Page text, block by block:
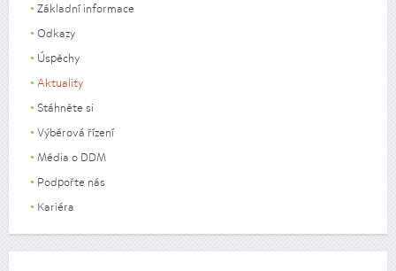
Základní informace
Odkazy
Úspěchy
Aktuality
Stáhněte si
Výběrová řízení
Média o DDM
Podpořte nás
Kariéra